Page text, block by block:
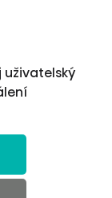
uživatelský